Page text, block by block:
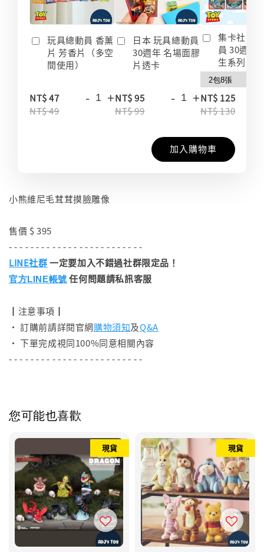
玩具總動員 香薰
片 芳香片（多空
間使用）
NT$ 47
NT$ 49
- +
日本 玩具總動員
30週年 名場面膠
片透卡
NT$ 95
NT$ 99
- +
集卡社 玩
員 30週年
生系列 收
NT$ 125
NT$ 130
加入購物車
小熊維尼毛茸茸摸臉雕像
售價 $ 395
- - - - - - - - - - - - - - - - - - - - - - - - -
LINE社群一定要加入不錯過社群限定品！
官方LINE帳號 任何問題請私訊客服
┃注意事項┃
• 訂購前請詳閱官網購物須知及Q&A
• 下單完成視同100%同意相關內容
- - - - - - - - - - - - - - - - - - - - - - - - -
您可能也喜歡
現貨 現貨